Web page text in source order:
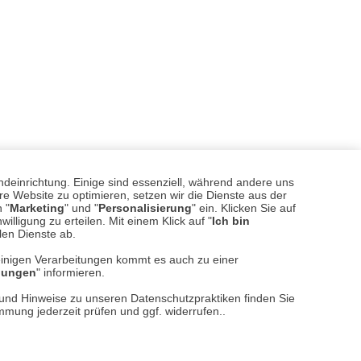
Einige sind essenziell, während andere uns
Website zu optimieren, setzen wir die Dienste aus der
"Marketing" und "Personalisierung" ein. Klicken Sie auf
zu erteilen. Mit einem Klick auf "Ich bin
Dienste ab.
Verarbeitungen kommt es auch zu einer
" informieren.
Hinweise zu unseren Datenschutzpraktiken finden Sie
jederzeit prüfen und ggf. widerrufen..